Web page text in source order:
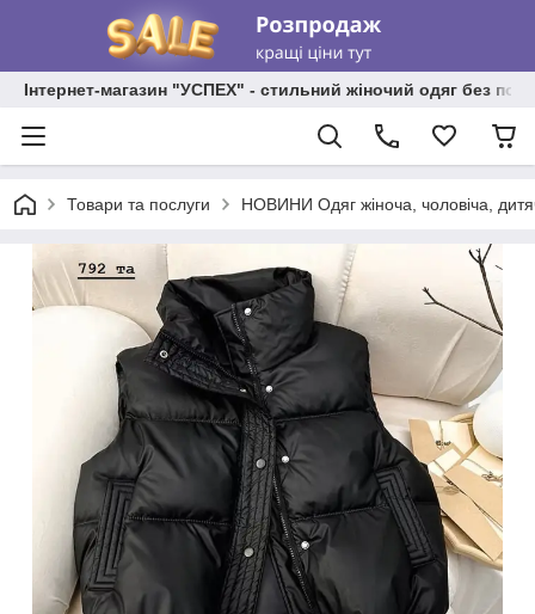
Інтернет-магазин "УСПЕХ" - стильний жіночий одяг без
Товари та послуги НОВИНИ Одяг жіноча, чоловіча,